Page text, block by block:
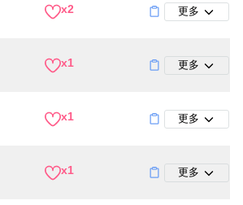
x2 更多
x1 更多
x1 更多
x1 更多